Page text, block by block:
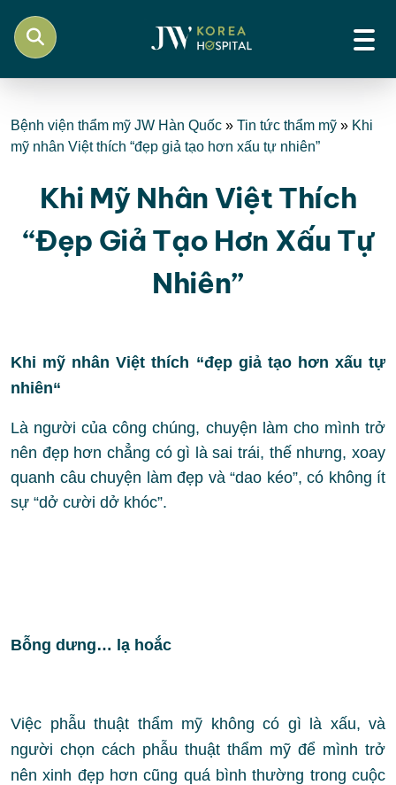
Bệnh viện thẩm mỹ JW Hàn Quốc » Tin tức thẩm mỹ » Khi
mỹ nhân Việt thích “đẹp giả tạo hơn xấu tự nhiên”
Khi Mỹ Nhân Việt Thích
“đẹp Giả Tạo Hơn Xấu Tự
Nhiên”
Khi mỹ nhân Việt thích “đẹp giả tạo hơn xấu tự
nhiên“
Là người của công chúng, chuyện làm cho mình trở
nên đẹp hơn chẳng có gì là sai trái, thế nhưng, xoay
quanh câu chuyện làm đẹp và “dao kéo”, có không ít
sự “dở cười dở khóc”.
Bỗng dưng… lạ hoắc
Việc phẫu thuật thẩm mỹ không có gì là xấu, và
người chọn cách phẫu thuật thẩm mỹ để mình trở
nên xinh đẹp hơn cũng quá bình thường trong cuộc